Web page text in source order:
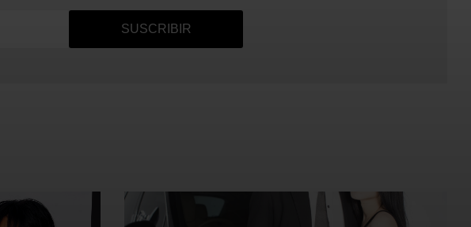
SUSCRIBIR